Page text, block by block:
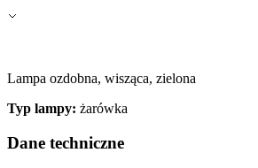
Lampa ozdobna, wisząca, zielona
Typ lampy: żarówka
Dane techniczne